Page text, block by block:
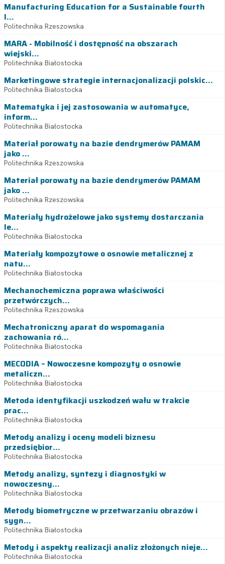
Manufacturing Education for a Sustainable fourth
I...
Politechnika Rzeszowska
MARA - Mobilność i dostępność na obszarach
wiejski...
Politechnika Białostocka
Marketingowe strategie internacjonalizacji polskic...
Politechnika Białostocka
Matematyka i jej zastosowania w automatyce,
inform...
Politechnika Białostocka
Materiał porowaty na bazie dendrymerów PAMAM
jako ...
Politechnika Rzeszowska
Materiał porowaty na bazie dendrymerów PAMAM
jako ...
Politechnika Rzeszowska
Materiały hydrożelowe jako systemy dostarczania
le...
Politechnika Białostocka
Materiały kompozytowe o osnowie metalicznej z
natu...
Politechnika Białostocka
Mechanochemiczna poprawa właściwości
przetwórczych...
Politechnika Rzeszowska
Mechatroniczny aparat do wspomagania
zachowania ró...
Politechnika Białostocka
MECODIA – Nowoczesne kompozyty o osnowie
metaliczn...
Politechnika Białostocka
Metoda identyfikacji uszkodzeń wału w trakcie
prac...
Politechnika Białostocka
Metody analizy i oceny modeli biznesu
przedsiębior...
Politechnika Białostocka
Metody analizy, syntezy i diagnostyki w
nowoczesny...
Politechnika Białostocka
Metody biometryczne w przetwarzaniu obrazów i
sygn...
Politechnika Białostocka
Metody i aspekty realizacji analiz złożonych nieje...
Politechnika Białostocka